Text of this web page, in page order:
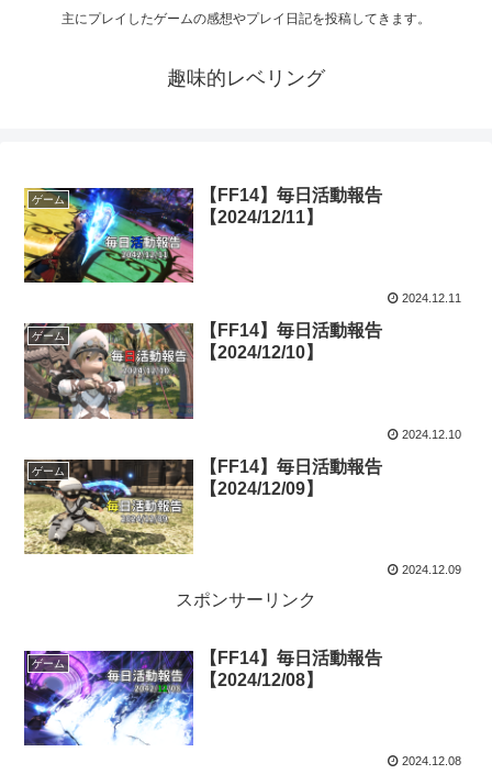
主にプレイしたゲームの感想やプレイ日記を投稿してきます。
趣味的レベリング
ゲーム
【FF14】毎日活動報告
【2024/12/11】
2024.12.11
ゲーム
【FF14】毎日活動報告
【2024/12/10】
2024.12.10
ゲーム
【FF14】毎日活動報告
【2024/12/09】
2024.12.09
スポンサーリンク
ゲーム
【FF14】毎日活動報告
【2024/12/08】
2024.12.08